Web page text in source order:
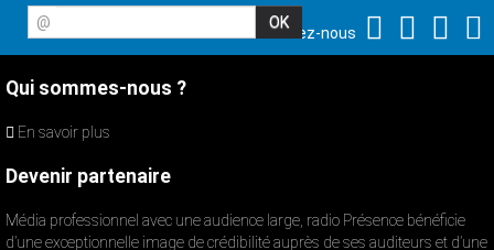
@
Suivez-nous
Qui sommes-nous ?
En savoir plus
Devenir partenaire
Média professionnel avec une audience large, radio Présence bénéficie
d’une exceptionnelle image de crédibilité auprès de ses auditeurs et d’une